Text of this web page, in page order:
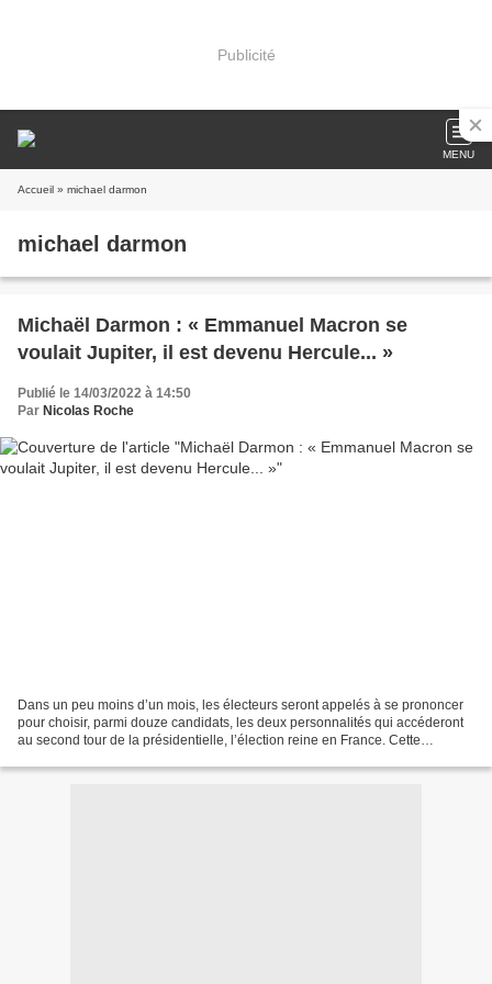
Publicité
MENU
Accueil » michael darmon
michael darmon
Michaël Darmon : « Emmanuel Macron se
voulait Jupiter, il est devenu Hercule... »
Publié le 14/03/2022 à 14:50
Par Nicolas Roche
Dans un peu moins d’un mois, les électeurs seront appelés à se prononcer
pour choisir, parmi douze candidats, les deux personnalités qui accéderont
au second tour de la présidentielle, l’élection reine en France. Cette